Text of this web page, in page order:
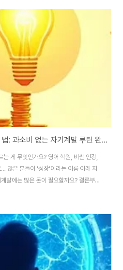
돈 쓰지 않고 진짜 성장하는 법: 과소비 없는 자기계발 루틴 완벽 가이드
게 무엇인가요? 영어 학원, 비싼 인강,
많은 분들이 '성장'이라는 이름 아래 지
발에는 많은 돈이 필요할까요? 결론부터
기계발의 핵심은 '투자 금액'이 아니라
실질적인 변화를 가져오는 '과소비 없는
략을 4단계로 나누어 깊이 있게 알아보겠
' 찾기 – 왜 하는지부터 명확히 하라 과
점을 점검하는 것입니다. 막연한 불안감..